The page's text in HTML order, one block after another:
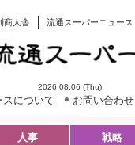
商人舎 流通スーパーニュース
2026.08.06 (Thu)
について お問い合わせ
人事 戦略